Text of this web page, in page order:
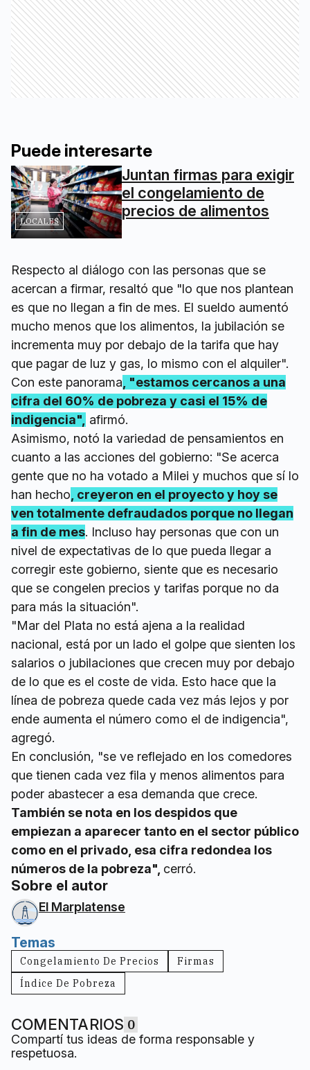
Puede interesarte
LOCALES
Juntan firmas para exigir
el congelamiento de
precios de alimentos
Respecto al diálogo con las personas que se
acercan a firmar, resaltó que "lo que nos plantean
es que no llegan a fin de mes. El sueldo aumentó
mucho menos que los alimentos, la jubilación se
incrementa muy por debajo de la tarifa que hay
que pagar de luz y gas, lo mismo con el alquiler".
Con este panorama, "estamos cercanos a una
cifra del 60% de pobreza y casi el 15% de
indigencia", afirmó.
Asimismo, notó la variedad de pensamientos en
cuanto a las acciones del gobierno: "Se acerca
gente que no ha votado a Milei y muchos que sí lo
han hecho, creyeron en el proyecto y hoy se
ven totalmente defraudados porque no llegan
a fin de mes. Incluso hay personas que con un
nivel de expectativas de lo que pueda llegar a
corregir este gobierno, siente que es necesario
que se congelen precios y tarifas porque no da
para más la situación".
"Mar del Plata no está ajena a la realidad
nacional, está por un lado el golpe que sienten los
salarios o jubilaciones que crecen muy por debajo
de lo que es el coste de vida. Esto hace que la
línea de pobreza quede cada vez más lejos y por
ende aumenta el número como el de indigencia",
agregó.
En conclusión, "se ve reflejado en los comedores
que tienen cada vez fila y menos alimentos para
poder abastecer a esa demanda que crece.
También se nota en los despidos que
empiezan a aparecer tanto en el sector público
como en el privado, esa cifra redondea los
números de la pobreza", cerró.
Sobre el autor
El Marplatense
Temas
Congelamiento De Precios
Firmas
Índice De Pobreza
COMENTARIOS 0
Compartí tus ideas de forma responsable y
respetuosa.